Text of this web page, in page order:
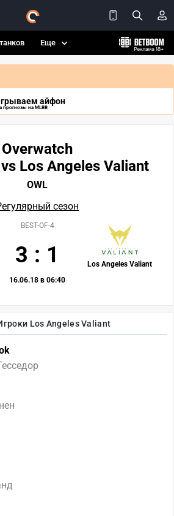
Еще
айфон
прогнозы на MLBB
Los Angeles Valiant
Overwatch
Los Angeles Valiant
OWL
сезон
Los Angeles Valiant
BEST-OF-4
3 : 1
16.06.18 в 06:40